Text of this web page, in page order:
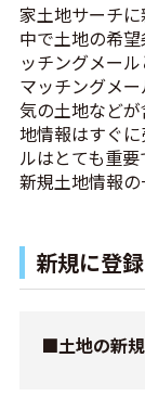
家土地サーチ
中で土地の希
ッチングメール
マッチングメ
気の土地など
地情報はすぐ
ルはとても重要
新規土地情報の
新規に登
■土地の新